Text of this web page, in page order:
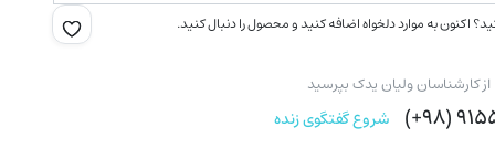
اکنون به موارد دلخواه اضافه کنید و محصول را دنبال کنید.
از کارشناسان ولیان یدک بپرسید
شروع گفتگوی زنده